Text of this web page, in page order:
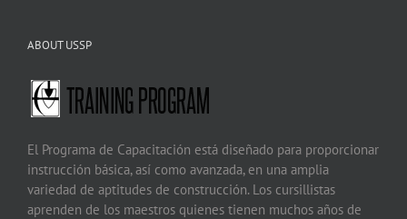
ABOUT USSP
El Programa de Capacitación está diseñado para proporcionar
instrucción básica, así como avanzada, en una amplia
variedad de aptitudes de construcción. Los cursillistas
aprenden de los maestros quienes tienen muchos años de